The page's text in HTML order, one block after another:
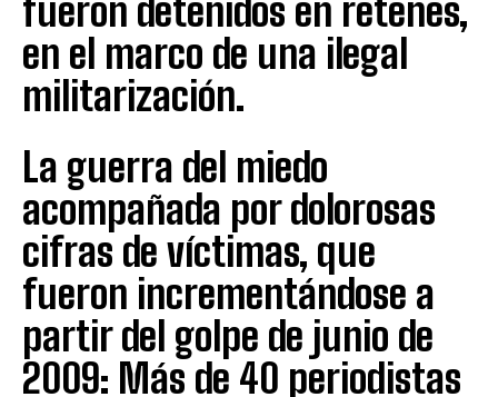
fueron detenidos en retenes,
en el marco de una ilegal
militarización.
La guerra del miedo
acompañada por dolorosas
cifras de víctimas, que
fueron incrementándose a
partir del golpe de junio de
2009: Más de 40 periodistas